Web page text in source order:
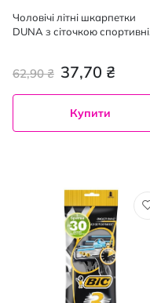
Чоловічі літні шкарпетки
DUNA з сіточкою спортивні
37,70 ₴
62,90 ₴
Купити